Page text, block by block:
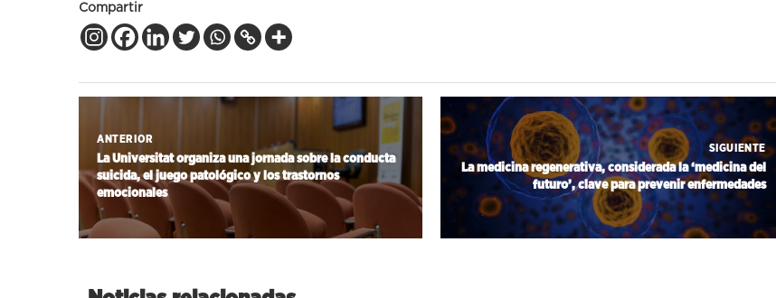
Compartir
ANTERIOR
La Universitat organiza una jornada sobre la conducta
suicida, el juego patológico y los trastornos
emocionales
SIGUIENTE
La medicina regenerativa, considerada la ‘medicina del
futuro’, clave para prevenir enfermedades